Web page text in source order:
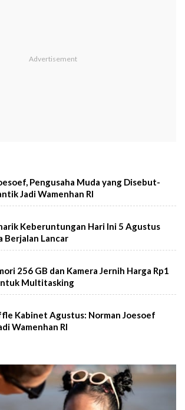
Pengusaha Muda yang Disebut-
Jadi Wamenhan RI
Keberuntungan Hari Ini 5 Agustus
Berjalan Lancar
256 GB dan Kamera Jernih Harga Rp1
Multitasking
Kabinet Agustus: Norman Joesoef
Wamenhan RI